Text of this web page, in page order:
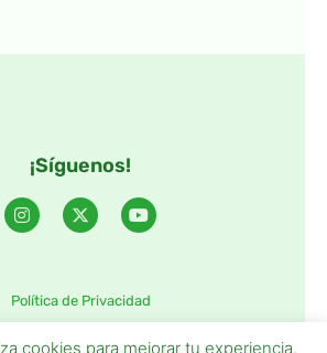
¡Síguenos!
Política de Privacidad
cookies para mejorar tu experiencia.